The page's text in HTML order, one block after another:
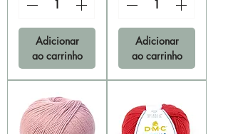
Adicionar
ao carrinho
Adicionar
ao carrinho